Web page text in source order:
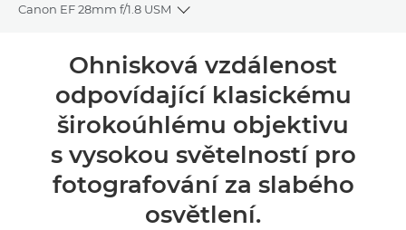
Canon EF 28mm f/1.8 USM
Toggle breadcrumbs
Specifikace
Ohnisková vzdálenost
odpovídající klasickému
širokoúhlému objektivu
s vysokou světelností pro
fotografování za slabého
osvětlení.